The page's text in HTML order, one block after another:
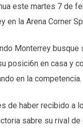
este martes 7 de
en la Arena Corner
Monterrey busque
posici6n en casa y
en la competencia.
de haber recibido a
sabre su rival